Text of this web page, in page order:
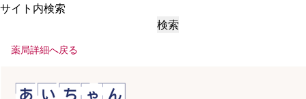
サイト内検索
検索
薬局詳細へ戻る